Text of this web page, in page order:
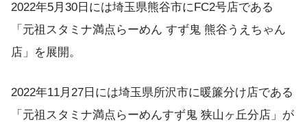
2022年5月30日には埼玉県熊谷市にFC2号店である
「元祖スタミナ満点らーめん すず鬼 熊谷うえちゃん
店」を展開。
2022年11月27日には埼玉県所沢市に暖簾分け店である
「元祖スタミナ満点らーめんすず鬼 狭山ヶ丘分店」が